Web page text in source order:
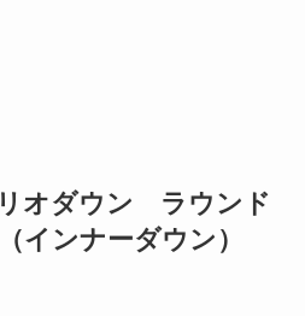
オダウン ラウンド
インナーダウン）